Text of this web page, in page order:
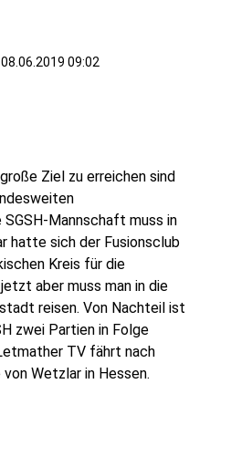
09:02
Ziel zu erreichen sind
SGSH-Mannschaft muss in
hatte sich der Fusionsclub
Kreis für die
aber muss man in die
reisen. Von Nachteil ist
zwei Partien in Folge
TV fährt nach
Wetzlar in Hessen.